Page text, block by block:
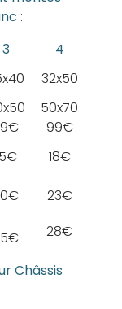
:
3
4
32x50
50x70
99€
18€
23€
28€
Châssis